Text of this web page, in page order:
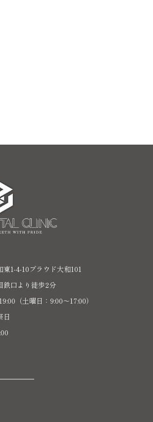
1-4-10プラウド大和101
鉄口より徒歩2分
（土曜日：9:00～17:00）
日